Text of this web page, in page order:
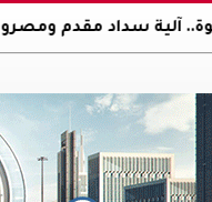
مقدم ومصروفات حج